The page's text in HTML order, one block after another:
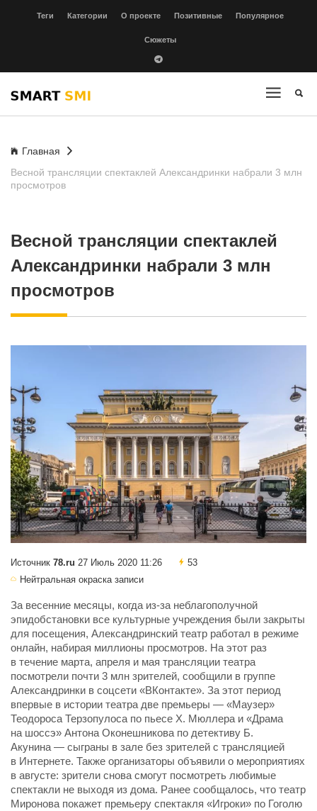
Теги Категории О проекте Позитивные Популярное
Сюжеты
Главная
Весной трансляции спектаклей Александринки набрали 3 млн
просмотров
Весной трансляции спектаклей
Александринки набрали 3 млн
просмотров
Источник 78.ru 27 Июль 2020 11:26
53
Нейтральная окраска записи
За весенние месяцы, когда из-за неблагополучной
эпидобстановки все культурные учреждения были закрыты
для посещения, Александринский театр работал в режиме
онлайн, набирая миллионы просмотров. На этот раз
в течение марта, апреля и мая трансляции театра
посмотрели почти 3 млн зрителей, сообщили в группе
Александринки в соцсети «ВКонтакте». За этот период
впервые в истории театра две премьеры — «Маузер»
Теодороса Терзопулоса по пьесе Х. Мюллера и «Драма
на шоссэ» Антона Оконешникова по детективу Б.
Акунина — сыграны в зале без зрителей с трансляцией
в Интернете. Также организаторы объявили о мероприятиях
в августе: зрители снова смогут посмотреть любимые
спектакли не выходя из дома. Ранее сообщалось, что театр
Миронова покажет премьеру спектакля «Игроки» по Гоголю